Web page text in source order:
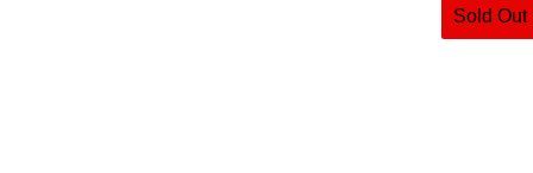
Sold Out